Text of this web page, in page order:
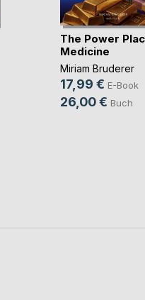
The Power
Medicine
Miriam Bruderer
17,99 € E-Book
26,00 € Buch